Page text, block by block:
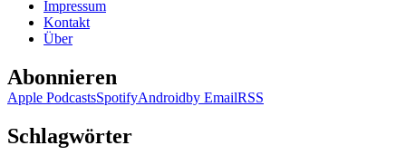
Impressum
Kontakt
Über
Abonnieren
Apple PodcastsSpotifyAndroidby EmailRSS
Schlagwörter